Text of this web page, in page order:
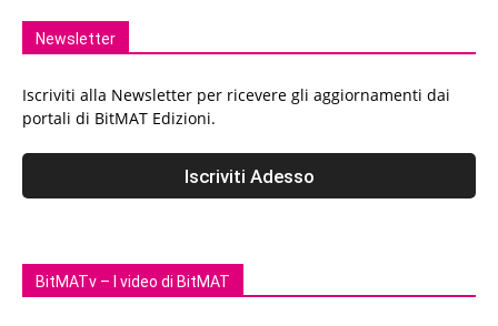
Newsletter
Iscriviti alla Newsletter per ricevere gli aggiornamenti dai
portali di BitMAT Edizioni.
BitMATv – I video di BitMAT